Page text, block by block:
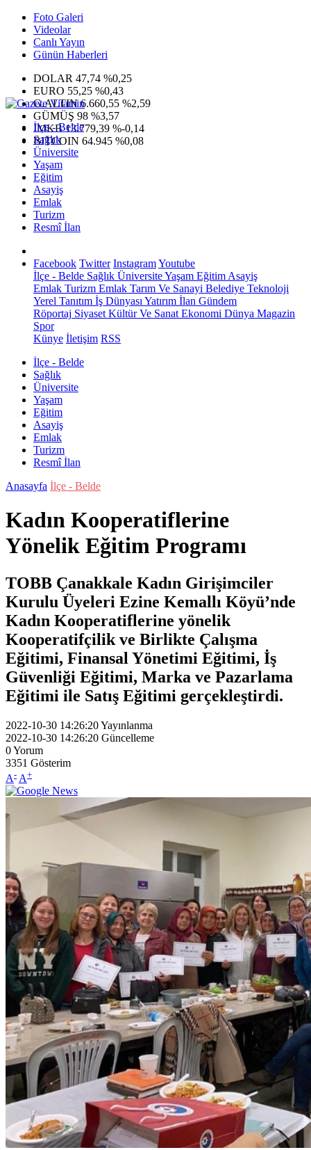
Foto Galeri
Videolar
Canlı Yayın
Günün Haberleri
DOLAR 47,74 %0,25
EURO 55,25 %0,43
G.ALTIN6.660,55 %2,59
GÜMÜŞ 98 %3,57
IMKB13.779,39 %-0,14
BITCOIN 64.945 %0,08
İlçe - Belde
Sağlık
Üniversite
Yaşam
Eğitim
Asayiş
Emlak
Turizm
Resmî İlan
Facebook Twitter InstagramYoutube
İlçe - Belde Sağlık ÜniversiteYaşam Eğitim Asayiş
Emlak Turizm Emlak Tarım Ve Sanayi Belediye Teknoloji
Yerel Tanıtım İş Dünyası Yatırım İlan Gündem
Röportaj Siyaset Kültür Ve Sanat Ekonomi Dünya Magazin
Spor
Künye İletişim RSS
İlçe - Belde
Sağlık
Üniversite
Yaşam
Eğitim
Asayiş
Emlak
Turizm
Resmî İlan
Anasayfa İlçe - Belde
Kadın Kooperatiflerine
Yönelik Eğitim Programı
TOBB Çanakkale Kadın Girişimciler
Kurulu Üyeleri Ezine Kemallı Köyü’nde
Kadın Kooperatiflerine yönelik
Kooperatifçilik ve Birlikte Çalışma
Eğitimi, Finansal Yönetimi Eğitimi, İş
Güvenliği Eğitimi, Marka ve Pazarlama
Eğitimi ile Satış Eğitimi gerçekleştirdi.
2022-10-30 14:26:20Yayınlanma
2022-10-30 14:26:20 Güncelleme
0Yorum
3351 Gösterim
A- A+